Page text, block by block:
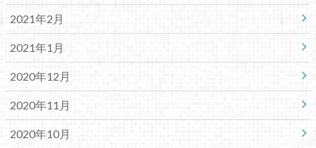
2021年2月
2021年1月
2020年12月
2020年11月
2020年10月